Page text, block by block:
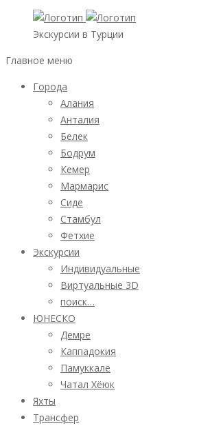
Экскурсии в Турции
Главное меню
Города
Алания
Анталия
Белек
Бодрум
Кемер
Мармарис
Сиде
Стамбул
Фетхие
Экскурсии
Индивидуальные
Виртуальные 3D
поиск…
ЮНЕСКО
Демре
Каппадокия
Памуккале
Чатал Хёюк
Яхты
Трансфер